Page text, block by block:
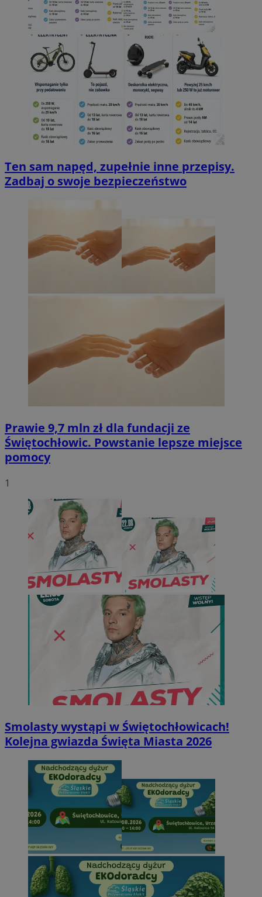
Ten sam napęd, zupełnie inne przepisy.
Zadbaj o swoje bezpieczeństwo
Prawie 9,7 mln zł dla fundacji ze
Świętochłowic. Powstanie lepsze miejsce
pomocy
1
Smolasty wystąpi w Świętochłowicach!
Kolejna gwiazda Święta Miasta 2026